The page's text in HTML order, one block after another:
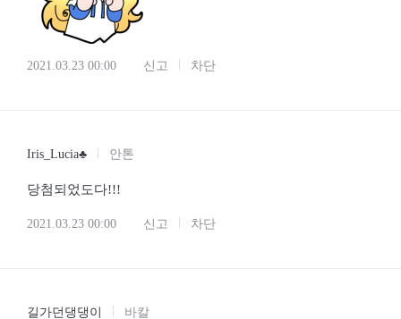
2021.03.23 00:00 신고 차단
Iris_Lucia♣ 안톤
당첨되었도다!!!
2021.03.23 00:00 신고 차단
길가던댕댕이 바칼